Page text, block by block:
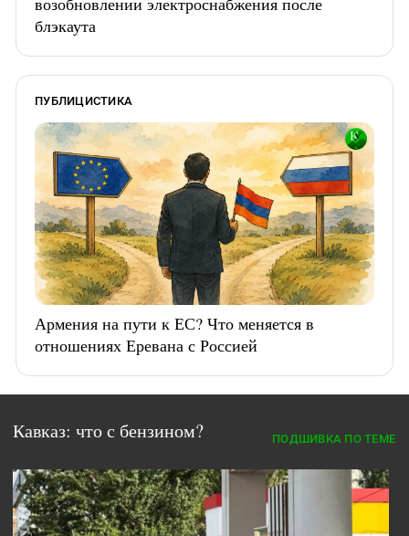
блэкаута
ПУБЛИЦИСТИКА
Армения на пути к ЕС? Что меняется в
отношениях Еревана с Россией
Кавказ: что с бензином? ПОДШИВКА ПО ТЕМЕ